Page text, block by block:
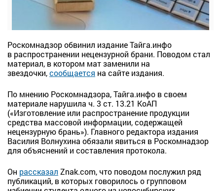
Роскомнадзор обвинил издание Тайга.инфо
в распространении нецензурной брани. Поводом стал
материал, в котором мат заменили на
звездочки,сообщается на сайте издания.
По мнению Роскомнадзора, Тайга.инфо в своем
материале нарушила ч. 3 ст. 13.21 КоАП
(«Изготовление или распространение продукции
средства массовой информации, содержащей
нецензурную брань»). Главного редактора издания
Василия Волнухина обязали явиться в Роскомнадзор
для объяснений и составления протокола.
Он рассказал Znak.com, что поводом послужил ряд
публикаций, в которых говорилось о групповом